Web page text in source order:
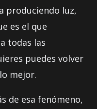
produciendo luz,
es el que
todas las
puedes volver
mejor.
de esa fenómeno,